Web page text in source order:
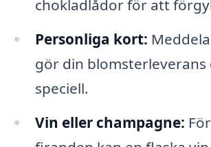
chokladlådor för att
Personliga kort:
gör din blomsterleverans
speciell.
Vin eller champagne: